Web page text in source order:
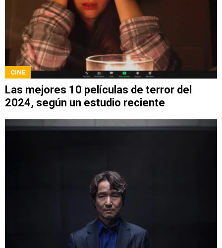
CINE
Las mejores 10 películas de terror del
2024, según un estudio reciente